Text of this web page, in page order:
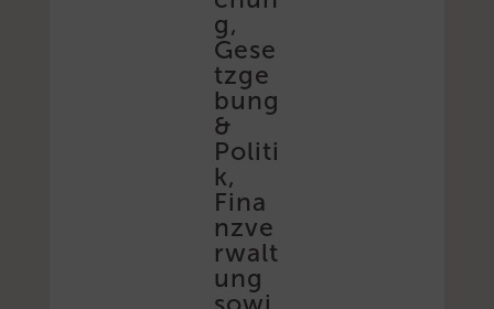
g,
Gese
tzge
bung
&
Politi
k,
Fina
nzve
rwalt
ung